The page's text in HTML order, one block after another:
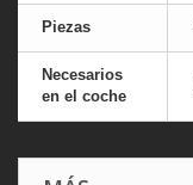
Piezas
Necesarios
en el coche